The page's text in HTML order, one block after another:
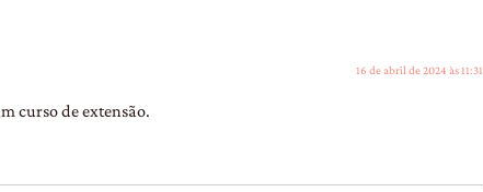
16 de abril de 2024 às 11:31
curso de extensão.